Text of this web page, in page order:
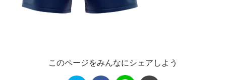
このページをみんなにシェアしよう